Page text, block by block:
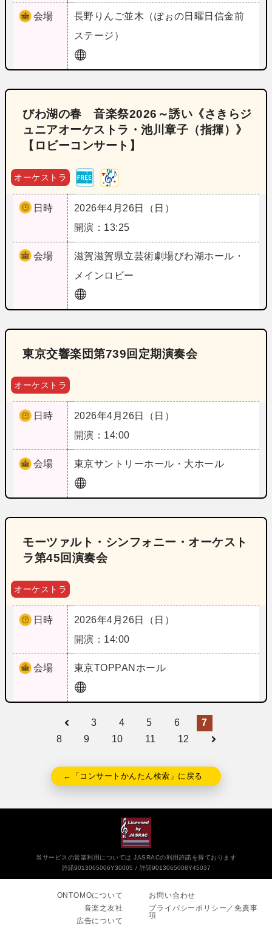
会場 長野 りんご並木（ぽぉの日曜日信金前
ステージ）
びわ湖の春 音楽祭2026～誘い《さきらジ
ュニアオーケストラ・池川章子（指揮）》
【ロビーコンサート】
オーケストラ
日時
2026年4月26日（日）
開演：13:25
会場 滋賀滋賀県立芸術劇場びわ湖ホール・
メインロビー
東京交響楽団第739回定期演奏会
オーケストラ
日時
2026年4月26日（日）
開演：14:00
会場 東京サントリーホール・大ホール
モーツァルト・シンフォニー・オーケスト
ラ第45回演奏会
オーケストラ
日時
2026年4月26日（日）
開演：14:00
会場 東京TOPPANホール
3 4 5 6
7
8
9 10 11 12
←「コンサートかんたん検索」に戻る
当サービスの音楽利用については JASRACの利用許諾を得ております
許諾9013065006Y30005
許諾9013065008Y45037
ONTOMOについて
音楽之友社
広告について
お問い合わせ
プライバシーポリシー／免責事
項